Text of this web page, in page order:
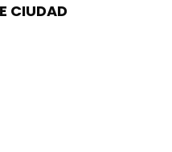
CIUDAD